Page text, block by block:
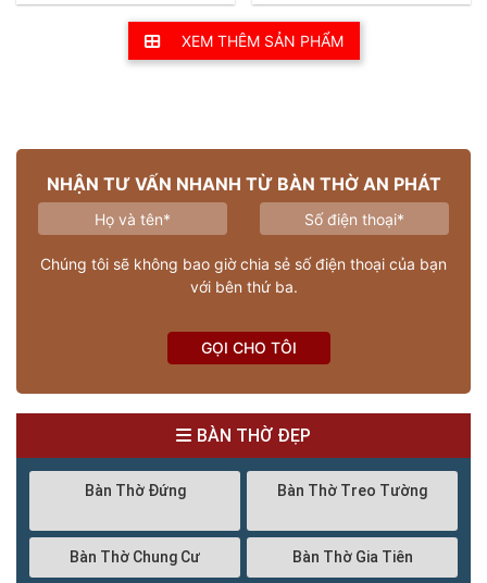
XEM THÊM SẢN PHẨM
NHẬN TƯ VẤN NHANH TỪ BÀN THỜ AN PHÁT
GỌI CHO TÔI
Chúng tôi sẽ không bao giờ chia sẻ số điện thoại của bạn
với bên thứ ba.
BÀN THỜ ĐẸP
Bàn Thờ Đứng Bàn Thờ Treo Tường
Bàn Thờ Chung Cư Bàn Thờ Gia Tiên